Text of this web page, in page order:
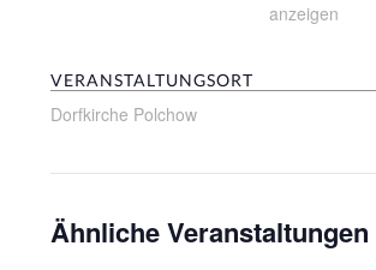
anzeigen
VERANSTALTUNGSORT
Dorfkirche Polchow
Ähnliche Veranstaltungen